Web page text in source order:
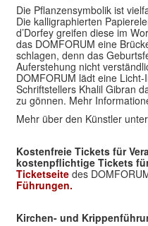
Die Pflanzensymbolik ist
Die kalligraphierten
d’Dorfey greifen diese im
das DOMFORUM eine
schlagen, denn das
Auferstehung nicht
DOMFORUM lädt eine
Schriftstellers Khalil Gibran
zu gönnen. Mehr
Mehr über den Künstler unter
Kostenfreie Tickets für
kostenpflichtige Tickets
Ticketseite des
Führungen.
Kirchen- und